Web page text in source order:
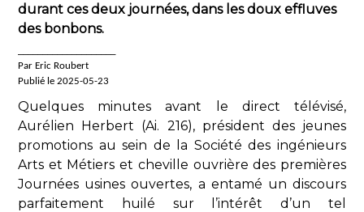
durant ces deux journées, dans les doux effluves
des bonbons.
Par Eric Roubert
Publié le 2025-05-23
Quelques minutes avant le direct télévisé,
Aurélien Herbert (Ai. 216), président des jeunes
promotions au sein de la Société des ingénieurs
Arts et Métiers et cheville ouvrière des premières
Journées usines ouvertes, a entamé un discours
parfaitement huilé sur l’intérêt d’un tel